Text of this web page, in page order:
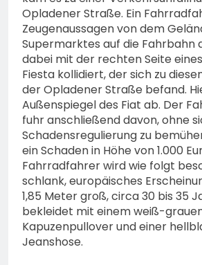
Opladener Straße. Ein
Zeugenaussagen von dem
Supermarktes auf die Fahrbahn
dabei mit der rechten Seite
Fiesta kollidiert, der sich zu
der Opladener Straße befand.
Außenspiegel des Fiat ab. Der
fuhr anschließend davon, ohne
Schadensregulierung zu
ein Schaden in Höhe von 1.000
Fahrradfahrer wird wie folgt
schlank, europäisches
1,85 Meter groß, circa 30 bis 35
bekleidet mit einem weiß-
Kapuzenpullover und einer
Jeanshose.